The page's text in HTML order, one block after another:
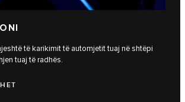
të karikimit të automjetit tuaj në shtëpi
tuaj të radhës.